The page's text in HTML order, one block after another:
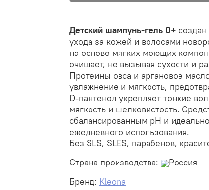
Детский шампунь-гель 0+
ухода за кожей и волосами
на основе мягких моющих
очищает, не вызывая сухости и
Протеины овса и аргановое
увлажнение и мягкость,
D-пантенол укрепляет тонкие
мягкость и шелковистость.
сбалансированным pH и
ежедневного использования.
Без SLS, SLES, парабенов,
Страна производства:
Россия
Бренд: Kleona